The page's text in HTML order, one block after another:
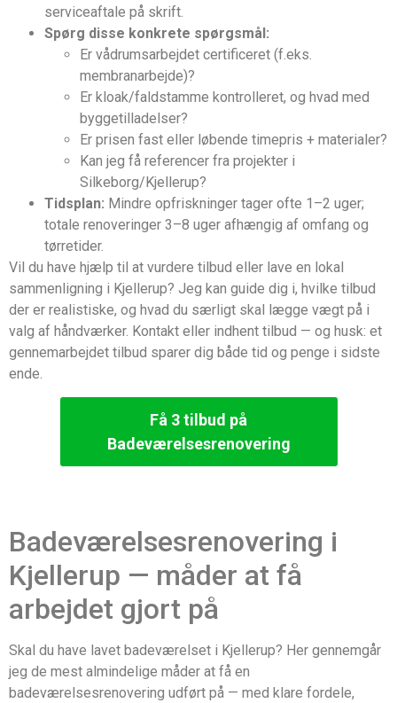
serviceaftale på skrift.
Spørg disse konkrete spørgsmål:
Er vådrumsarbejdet certificeret (f.eks.
membranarbejde)?
Er kloak/faldstamme kontrolleret, og hvad med
byggetilladelser?
Er prisen fast eller løbende timepris + materialer?
Kan jeg få referencer fra projekter i
Silkeborg/Kjellerup?
Tidsplan: Mindre opfriskninger tager ofte 1–2 uger;
totale renoveringer 3–8 uger afhængig af omfang og
tørretider.
Vil du have hjælp til at vurdere tilbud eller lave en lokal
sammenligning i Kjellerup? Jeg kan guide dig i, hvilke tilbud
der er realistiske, og hvad du særligt skal lægge vægt på i
valg af håndværker. Kontakt eller indhent tilbud — og husk: et
gennemarbejdet tilbud sparer dig både tid og penge i sidste
ende.
Få 3 tilbud på
Badeværelsesrenovering
Badeværelsesrenovering i
Kjellerup — måder at få
arbejdet gjort på
Skal du have lavet badeværelset i Kjellerup? Her gennemgår
jeg de mest almindelige måder at få en
badeværelsesrenovering udført på — med klare fordele,